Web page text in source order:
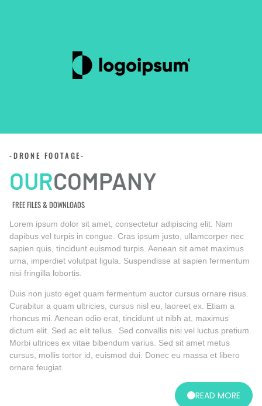
-DRONE FOOTAGE-
OURCOMPANY
FREE FILES & DOWNLOADS
Lorem ipsum dolor sit amet, consectetur adipiscing elit. Nam
dapibus vel turpis in congue. Cras ipsum justo, ullamcorper nec
sapien quis, tincidunt euismod turpis. Aenean sit amet maximus
urna, imperdiet volutpat ligula. Suspendisse at sapien fermentum
nisi fringilla lobortis.
Duis non justo eget quam fermentum auctor cursus ornare risus.
Curabitur a quam ultricies, cursus nisl eu, laoreet ex. Etiam a
rhoncus mi. Aenean odio erat, tincidunt ut nibh at, maximus
dictum elit. Sed ac elit tellus. Sed convallis nisi vel luctus pretium.
Morbi ultrices ex vitae bibendum varius. Sed sit amet metus
cursus, mollis tortor id, euismod dui. Donec eu massa et libero
ornare feugiat.
READ MORE